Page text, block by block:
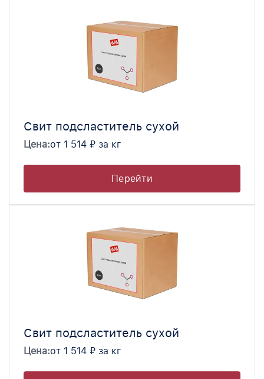
Свит подсластитель сухой
Цена:от 1 514 ₽ за кг
Перейти
Свит подсластитель сухой
Цена:от 1 514 ₽ за кг